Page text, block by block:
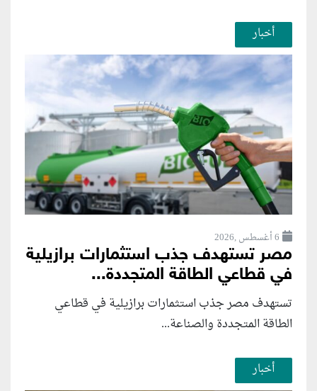
أخبار
6 أغسطس ,2026
مصر تستهدف جذب استثمارات برازيلية
في قطاعي الطاقة المتجددة...
تستهدف مصر جذب استثمارات برازيلية في قطاعي
الطاقة المتجددة والصناعة...
أخبار